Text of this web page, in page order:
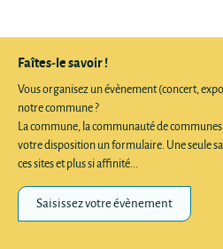
Faîtes-le savoir !
Vous organisez un évènement (concert,
notre commune ?
La commune, la communauté de
votre disposition un formulaire. Une seule
ces sites et plus si affinité...
Saisissez votre évènement